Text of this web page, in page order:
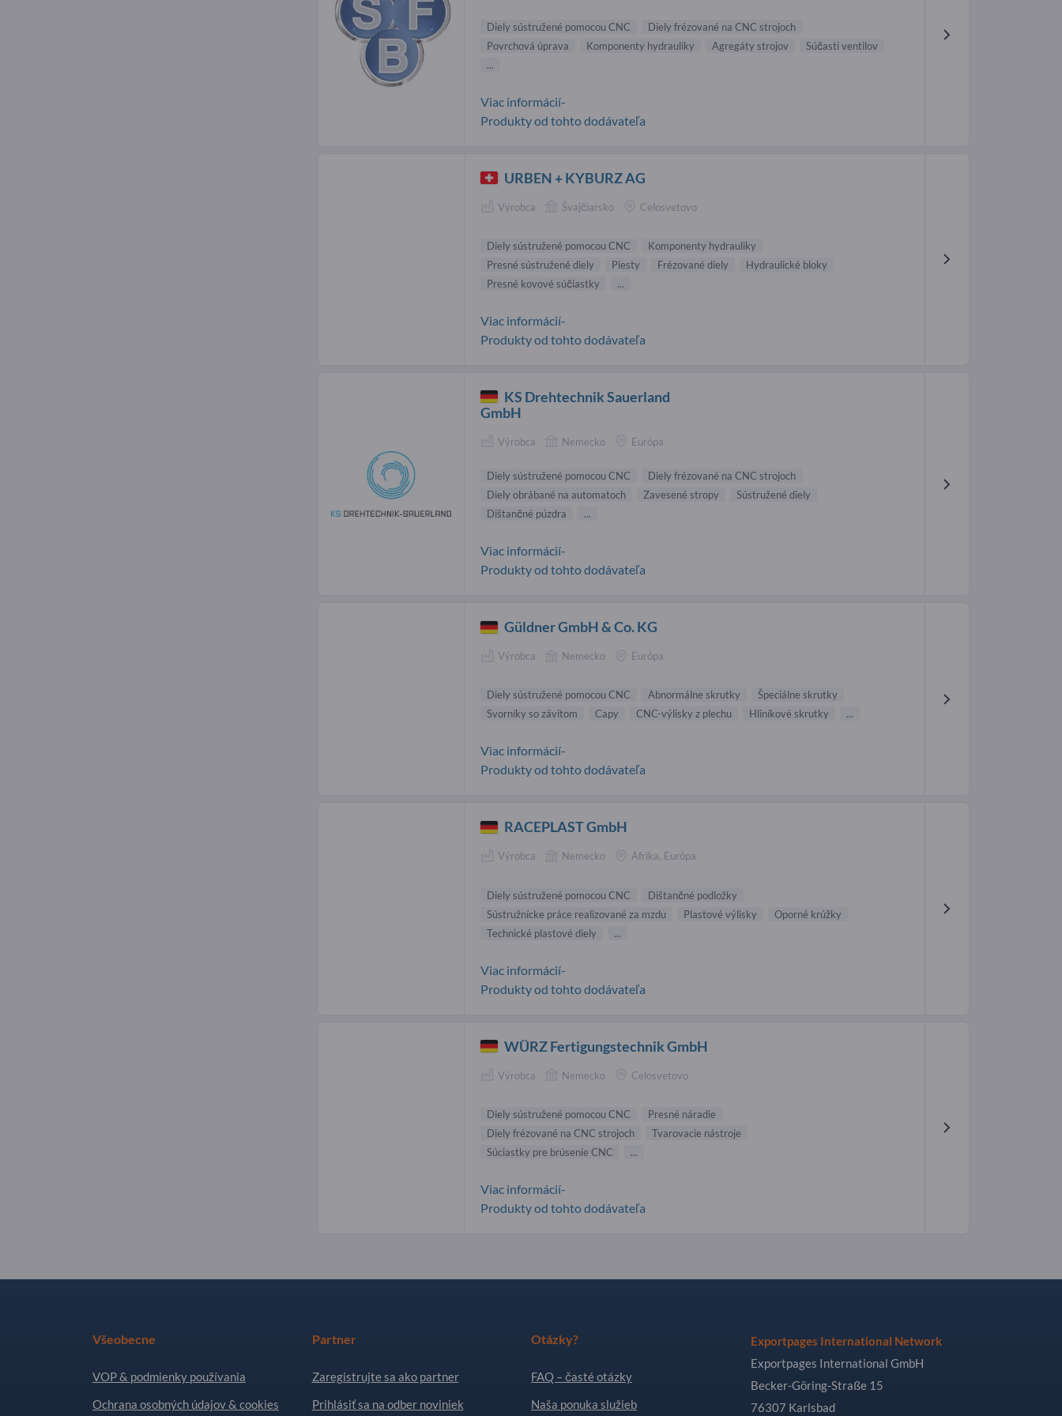
Diely sústružené pomocou CNC
Diely frézované na CNC strojoch
Povrchová úprava
Komponenty hydrauliky Agregáty strojov
Súčasti ventilov
...
Viac informácií-
Produkty od tohto dodávateľa
URBEN + KYBURZ AG
Výrobca Švajčiarsko Celosvetovo
Diely sústružené pomocou CNC
Komponenty hydrauliky
Presné sústružené diely
Piesty Frézované diely
Hydraulické bloky
Presné kovové súčiastky
...
Viac informácií-
Produkty od tohto dodávateľa
KS Drehtechnik Sauerland
GmbH
Výrobca Nemecko Európa
Diely sústružené pomocou CNC
Diely frézované na CNC strojoch
Diely obrábané na automatoch
Zavesené stropy
Sústružené diely
Dištančné púzdra
...
Viac informácií-
Produkty od tohto dodávateľa
Güldner GmbH & Co. KG
Výrobca Nemecko Európa
Diely sústružené pomocou CNC Abnormálne skrutky
Špeciálne skrutky
Svorníky so závitom
Capy CNC-výlisky z plechu Hliníkové skrutky ...
Viac informácií-
Produkty od tohto dodávateľa
RACEPLAST GmbH
Výrobca Nemecko Afrika, Európa
Diely sústružené pomocou CNC
Dištančné podložky
Sústružnícke práce realizované za mzdu
Plastové výlisky
Oporné krúžky
Technické plastové diely
...
Viac informácií-
Produkty od tohto dodávateľa
WÜRZ Fertigungstechnik GmbH
Výrobca Nemecko Celosvetovo
Diely sústružené pomocou CNC
Presné náradie
Diely frézované na CNC strojoch
Tvarovacie nástroje
Súciastky pre brúsenie CNC
...
Viac informácií-
Produkty od tohto dodávateľa
Všeobecne
VOP & podmienky používania
Ochrana osobných údajov & cookies
Partner
Zaregistrujte sa ako partner
Prihlásiť sa na odber noviniek
Otázky?
FAQ – časté otázky
Naša ponuka služieb
Exportpages International Network
Exportpages International GmbH
Becker-Göring-Straße 15
76307 Karlsbad